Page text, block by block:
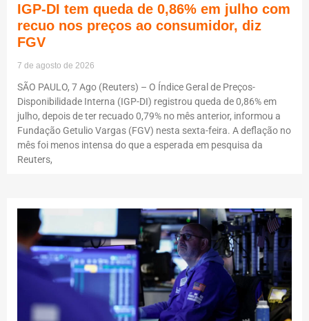
IGP-DI tem queda de 0,86% em julho com
recuo nos preços ao consumidor, diz
FGV
7 de agosto de 2026
SÃO PAULO, 7 Ago (Reuters) – O Índice Geral de Preços-
Disponibilidade Interna (IGP-DI) registrou queda de 0,86% em
julho, depois de ter recuado 0,79% no mês anterior, informou a
Fundação Getulio Vargas (FGV) nesta sexta-feira. A deflação no
mês foi menos intensa do que a esperada em pesquisa da
Reuters,